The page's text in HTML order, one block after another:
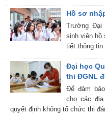
Hồ sơ
Trường Đại
sinh viên hồ
tiết thông
Đại học
thi ĐGNL
Để đảm
cho các
quyết định không tổ chức thi